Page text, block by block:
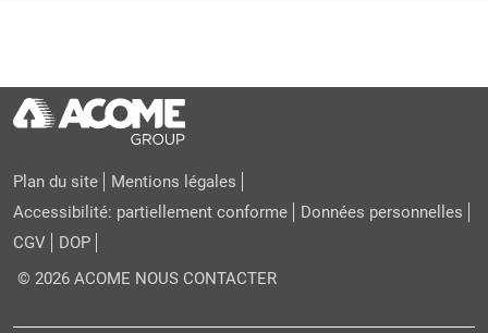
Plan du site
Mentions légales
Accessibilité: partiellement conforme
Données personnelles
CGV
DOP
© 2026 ACOME NOUS CONTACTER